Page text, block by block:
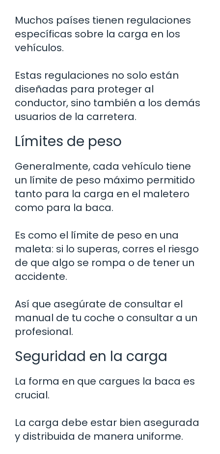
Muchos países tienen regulaciones
específicas sobre la carga en los
vehículos.
Estas regulaciones no solo están
diseñadas para proteger al
conductor, sino también a los demás
usuarios de la carretera.
Límites de peso
Generalmente, cada vehículo tiene
un límite de peso máximo permitido
tanto para la carga en el maletero
como para la baca.
Es como el límite de peso en una
maleta: si lo superas, corres el riesgo
de que algo se rompa o de tener un
accidente.
Así que asegúrate de consultar el
manual de tu coche o consultar a un
profesional.
Seguridad en la carga
La forma en que cargues la baca es
crucial.
La carga debe estar bien asegurada
y distribuida de manera uniforme.